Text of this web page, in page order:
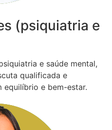
(psiquiatria e
e saúde mental,
qualificada e
equilíbrio e bem-estar.